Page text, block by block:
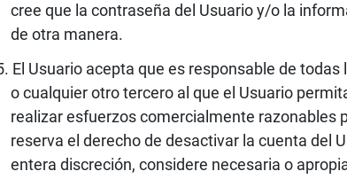
cree que la contraseña del Usuario y/o la
de otra manera.
El Usuario acepta que es responsable de
o cualquier otro tercero al que el Usuario
realizar esfuerzos comercialmente razonables
reserva el derecho de desactivar la cuenta del
entera discreción, considere necesaria o